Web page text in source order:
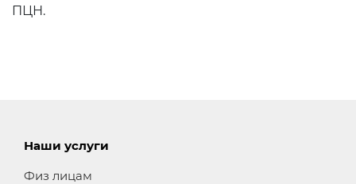
ПЦН.
Наши услуги
Физ лицам